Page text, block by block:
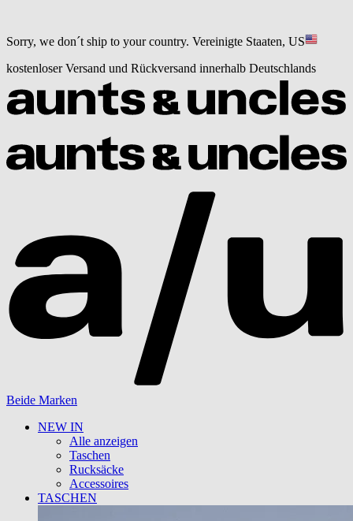
Sorry, we don´t ship to your country. Vereinigte Staaten, US
kostenloser Versand und Rückversand innerhalb Deutschlands
Beide Marken
NEW IN
Alle anzeigen
Taschen
Rucksäcke
Accessoires
TASCHEN